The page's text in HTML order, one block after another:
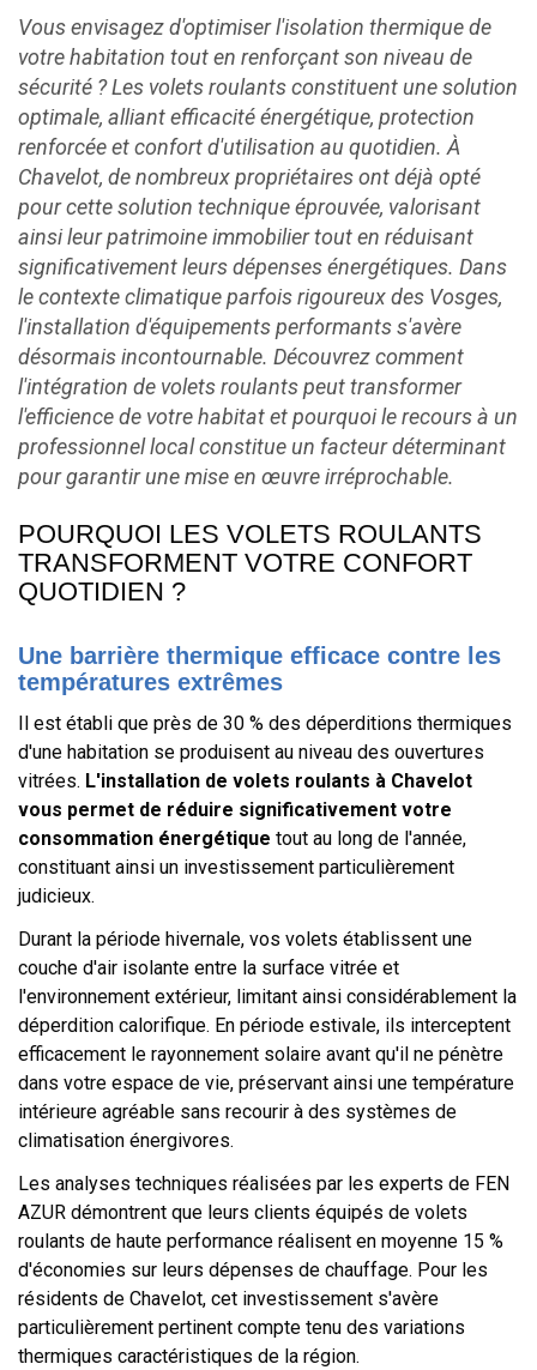
Vous envisagez d'optimiser l'isolation thermique de
votre habitation tout en renforçant son niveau de
sécurité ? Les volets roulants constituent une solution
optimale, alliant efficacité énergétique, protection
renforcée et confort d'utilisation au quotidien. À
Chavelot, de nombreux propriétaires ont déjà opté
pour cette solution technique éprouvée, valorisant
ainsi leur patrimoine immobilier tout en réduisant
significativement leurs dépenses énergétiques. Dans
le contexte climatique parfois rigoureux des Vosges,
l'installation d'équipements performants s'avère
désormais incontournable. Découvrez comment
l'intégration de volets roulants peut transformer
l'efficience de votre habitat et pourquoi le recours à un
professionnel local constitue un facteur déterminant
pour garantir une mise en œuvre irréprochable.
POURQUOI LES VOLETS ROULANTS
TRANSFORMENT VOTRE CONFORT
QUOTIDIEN ?
Une barrière thermique efficace contre les
températures extrêmes
Il est établi que près de 30 % des déperditions thermiques
d'une habitation se produisent au niveau des ouvertures
vitrées. L'installation de volets roulants à Chavelot
vous permet de réduire significativement votre
consommation énergétique tout au long de l'année,
constituant ainsi un investissement particulièrement
judicieux.
Durant la période hivernale, vos volets établissent une
couche d'air isolante entre la surface vitrée et
l'environnement extérieur, limitant ainsi considérablement la
déperdition calorifique. En période estivale, ils interceptent
efficacement le rayonnement solaire avant qu'il ne pénètre
dans votre espace de vie, préservant ainsi une température
intérieure agréable sans recourir à des systèmes de
climatisation énergivores.
Les analyses techniques réalisées par les experts de FEN
AZUR démontrent que leurs clients équipés de volets
roulants de haute performance réalisent en moyenne 15 %
d'économies sur leurs dépenses de chauffage. Pour les
résidents de Chavelot, cet investissement s'avère
particulièrement pertinent compte tenu des variations
thermiques caractéristiques de la région.